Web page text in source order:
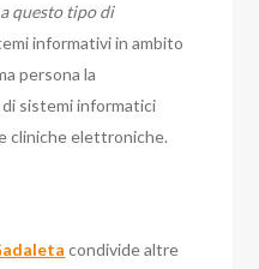
questo tipo di
informativi in ambito
persona la
sistemi informatici
cliniche elettroniche.
condivide altre